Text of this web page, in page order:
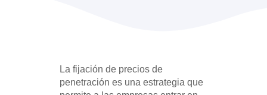
La fijación de precios de
penetración es una estrategia que